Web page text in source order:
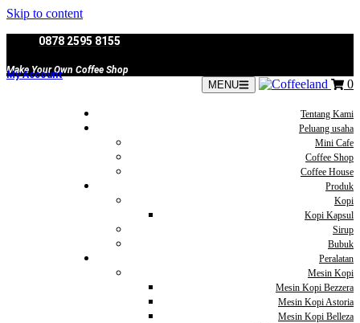
Skip to content
0878 2595 8155
Make Your Own Coffee Shop
My Account
MENU 0
Tentang Kami
Peluang usaha
Mini Cafe
Coffee Shop
Coffee House
Produk
Kopi
Kopi Kapsul
Sirup
Bubuk
Peralatan
Mesin Kopi
Mesin Kopi Bezzera
Mesin Kopi Astoria
Mesin Kopi Belleza